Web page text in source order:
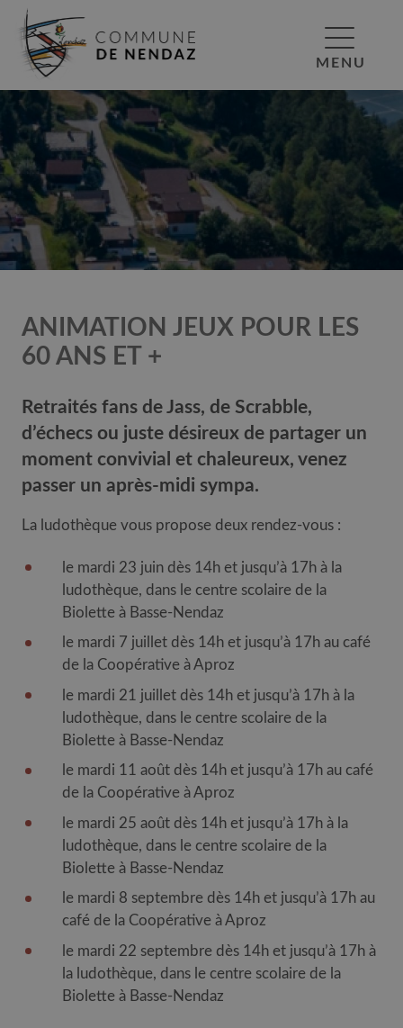
MENU
ANIMATION JEUX POUR LES
60 ANS ET +
Retraités fans de Jass, de Scrabble,
d’échecs ou juste désireux de partager un
moment convivial et chaleureux, venez
passer un après-midi sympa.
La ludothèque vous propose deux rendez-vous :
le mardi 23 juin dès 14h et jusqu’à 17h à la
ludothèque, dans le centre scolaire de la
Biolette à Basse-Nendaz
le mardi 7 juillet dès 14h et jusqu’à 17h au café
de la Coopérative à Aproz
le mardi 21 juillet dès 14h et jusqu’à 17h à la
ludothèque, dans le centre scolaire de la
Biolette à Basse-Nendaz
le mardi 11 août dès 14h et jusqu’à 17h au café
de la Coopérative à Aproz
le mardi 25 août dès 14h et jusqu’à 17h à la
ludothèque, dans le centre scolaire de la
Biolette à Basse-Nendaz
le mardi 8 septembre dès 14h et jusqu’à 17h au
café de la Coopérative à Aproz
le mardi 22 septembre dès 14h et jusqu’à 17h à
la ludothèque, dans le centre scolaire de la
Biolette à Basse-Nendaz